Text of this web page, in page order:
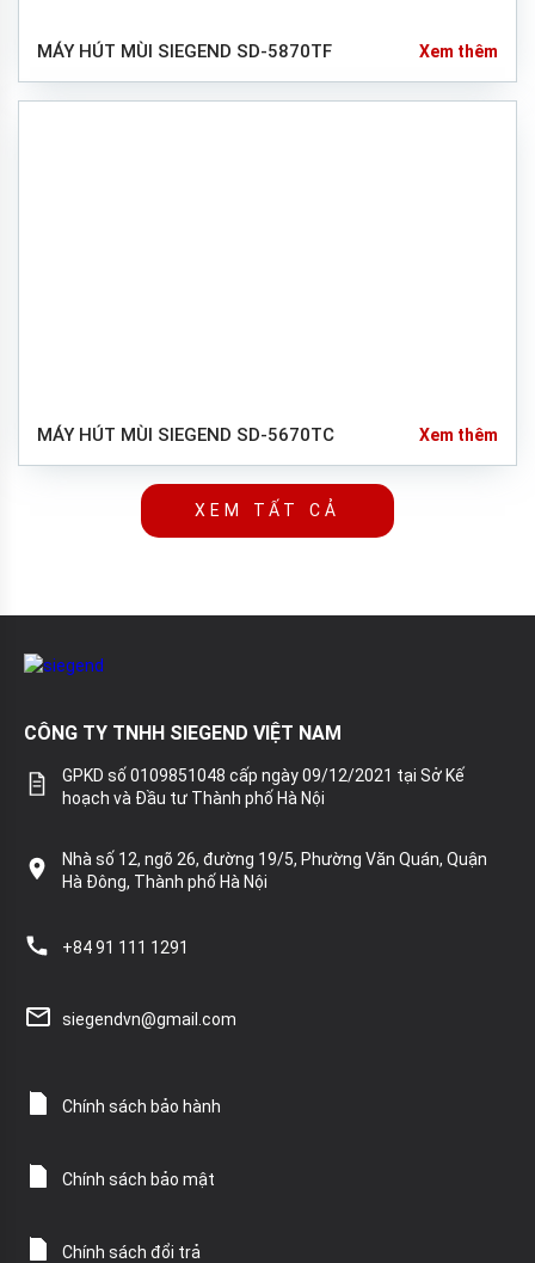
MÁY HÚT MÙI SIEGEND SD-5870TF Xem thêm
MÁY HÚT MÙI SIEGEND SD-5670TC Xem thêm
XEM TẤT CẢ
CÔNG TY TNHH SIEGEND VIỆT NAM
GPKD số 0109851048 cấp ngày 09/12/2021 tại Sở Kế
hoạch và Đầu tư Thành phố Hà Nội
Nhà số 12, ngõ 26, đường 19/5, Phường Văn Quán, Quận
Hà Đông, Thành phố Hà Nội
+84 91 111 1291
siegendvn@gmail.com
Chính sách bảo hành
Chính sách bảo mật
Chính sách đổi trả